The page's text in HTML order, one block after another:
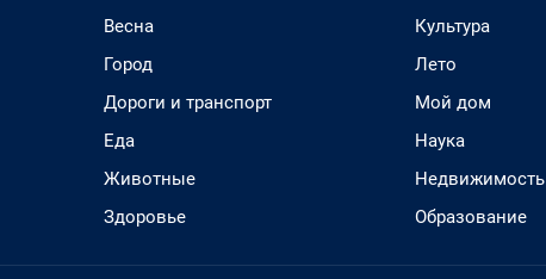
Весна
Город
Дороги и транспорт
Еда
Животные
Здоровье
Культура
Лето
Мой дом
Наука
Недвижимость
Образование